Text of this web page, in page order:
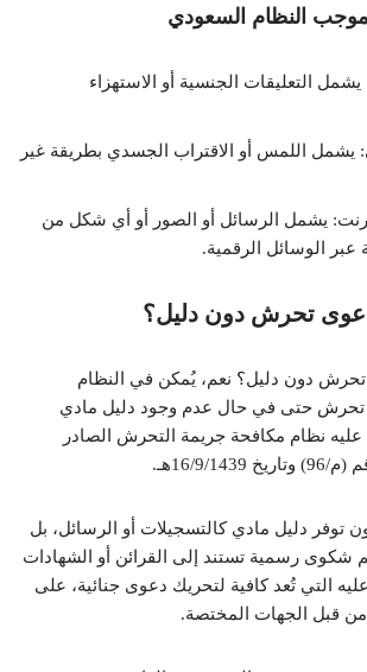
النظام السعودي
التعليقات الجنسية أو الاستهزاء
اللمس أو الاقتراب الجسدي بطريقة غير
يشمل الرسائل أو الصور أو أي شكل من
عبر الوسائل الرقمية.
تحرش دون دليل؟
دون دليل؟ نعم، يُمكن في النظام
تحرش حتى في حال عدم وجود دليل مادي
نظام مكافحة جريمة التحرش الصادر
9/1439هـ.
توفر دليل مادي كالتسجيلات أو الرسائل، بل
شكوى رسمية تستند إلى القرائن أو الشهادات
التي تُعد كافية لتحريك دعوى جنائية، على
من قبل الجهات المختصة.